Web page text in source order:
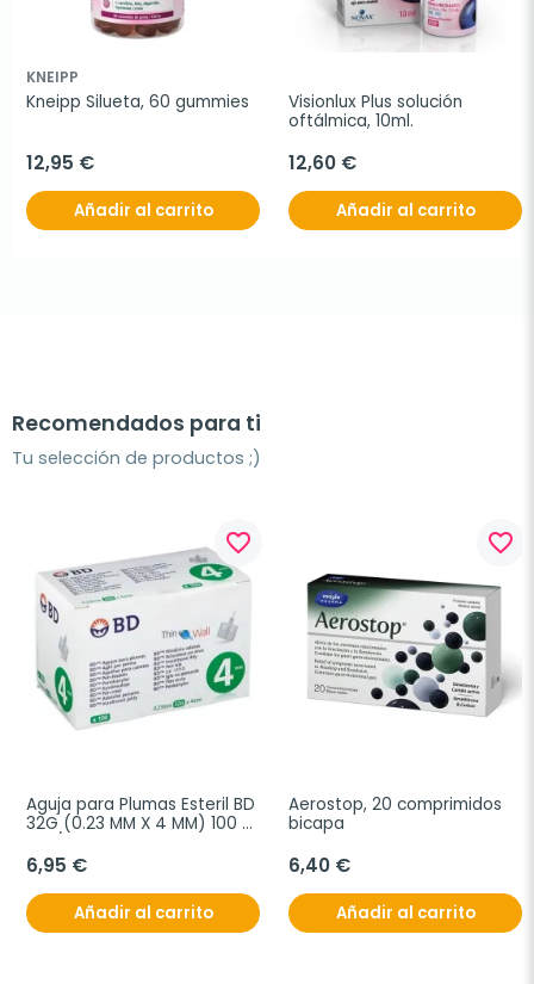
KNEIPP
Kneipp Silueta, 60 gummies
12,95 €
Añadir al carrito
Visionlux Plus solución
oftálmica, 10ml.
12,60 €
Añadir al carrito
Recomendados para ti
Tu selección de productos ;)
favorite_border
Aguja para Plumas Esteril BD
32G (0.23 MM X 4 MM) 100
6,95 €
Añadir al carrito
favorite_border
Aerostop, 20 comprimidos
bicapa
6,40 €
Añadir al carrito